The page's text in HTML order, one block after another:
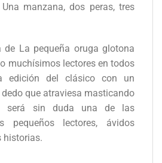
manzana, dos peras, tres
de La pequeña oruga glotona
muchísimos lectores en todos
edición del clásico con un
que atraviesa masticando
será sin duda una de las
pequeños lectores, ávidos
historias.